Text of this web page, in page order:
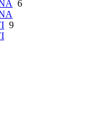
6
9